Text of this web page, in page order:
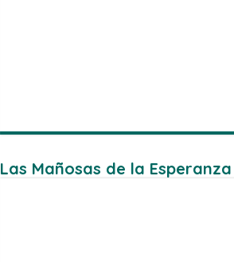
Las Mañosas de la Esperanza